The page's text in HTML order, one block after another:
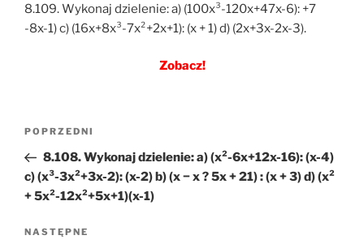
8.109. Wykonaj dzielenie: a) (100x³-120x+47x-6): +7
-8x-1) c) (16x+8x³-7x²+2x+1): (x + 1) d) (2x+3x-2x-3).
Zobacz!
Nawigacja
Poprzedni
wpis
POPRZEDNI
8.108. Wykonaj dzielenie: a) (x²-6x+12x-16): (x-4)
c) (x³-3x²+3x-2): (x-2) b) (x − x ? 5x + 21) : (x + 3) d) (x²
+ 5x²-12x²+5x+1)(x-1)
Następny
NASTĘPNE